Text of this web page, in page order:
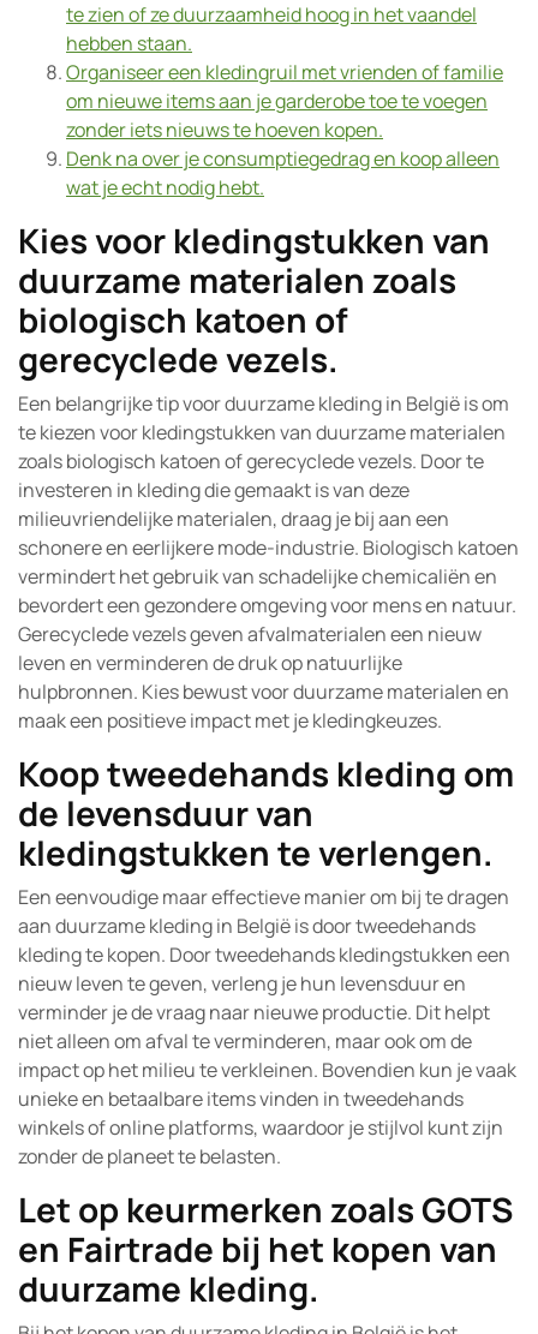
te zien of ze duurzaamheid hoog in het vaandel
hebben staan.
Organiseer een kledingruil met vrienden of familie
om nieuwe items aan je garderobe toe te voegen
zonder iets nieuws te hoeven kopen.
Denk na over je consumptiegedrag en koop alleen
wat je echt nodig hebt.
Kies voor kledingstukken van
duurzame materialen zoals
biologisch katoen of
gerecyclede vezels.
Een belangrijke tip voor duurzame kleding in België is om
te kiezen voor kledingstukken van duurzame materialen
zoals biologisch katoen of gerecyclede vezels. Door te
investeren in kleding die gemaakt is van deze
milieuvriendelijke materialen, draag je bij aan een
schonere en eerlijkere mode-industrie. Biologisch katoen
vermindert het gebruik van schadelijke chemicaliën en
bevordert een gezondere omgeving voor mens en natuur.
Gerecyclede vezels geven afvalmaterialen een nieuw
leven en verminderen de druk op natuurlijke
hulpbronnen. Kies bewust voor duurzame materialen en
maak een positieve impact met je kledingkeuzes.
Koop tweedehands kleding om
de levensduur van
kledingstukken te verlengen.
Een eenvoudige maar effectieve manier om bij te dragen
aan duurzame kleding in België is door tweedehands
kleding te kopen. Door tweedehands kledingstukken een
nieuw leven te geven, verleng je hun levensduur en
verminder je de vraag naar nieuwe productie. Dit helpt
niet alleen om afval te verminderen, maar ook om de
impact op het milieu te verkleinen. Bovendien kun je vaak
unieke en betaalbare items vinden in tweedehands
winkels of online platforms, waardoor je stijlvol kunt zijn
zonder de planeet te belasten.
Let op keurmerken zoals GOTS
en Fairtrade bij het kopen van
duurzame kleding.